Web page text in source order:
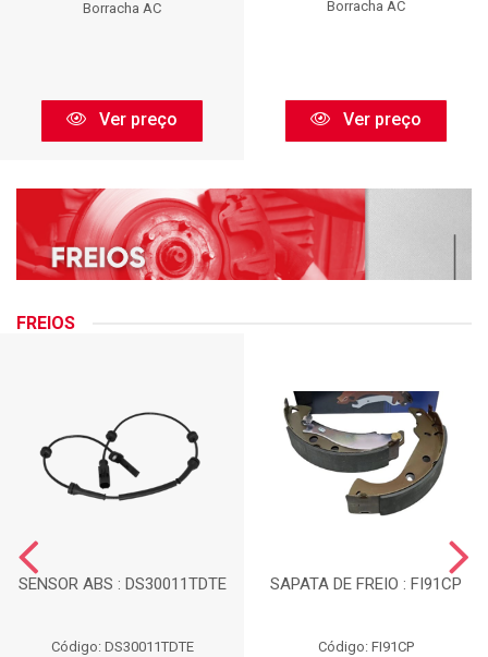
Borracha AC
Ver preço
Borracha AC
Ver preço
FREIOS
SENSOR ABS : DS30011TDTE
Código: DS30011TDTE
SAPATA DE FREIO : FI91CP
Código: FI91CP